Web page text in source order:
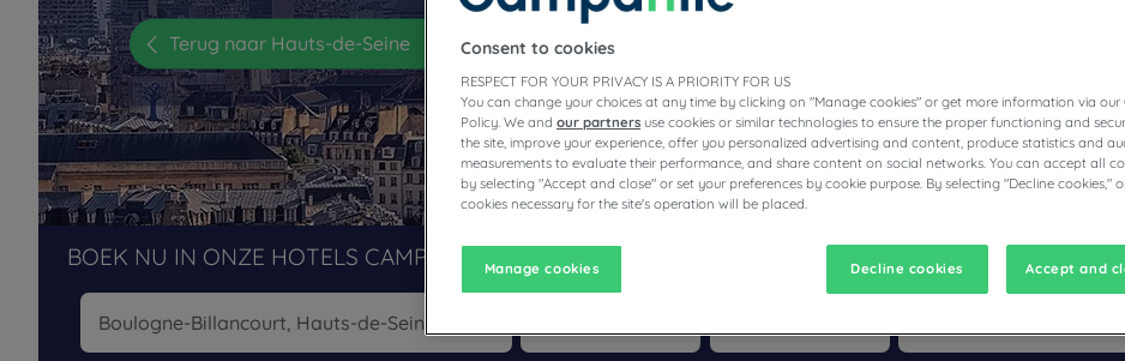
Terug naar Hauts-de-Seine
BOEK NU IN ONZE HOTELS CAMPANILE
Consent to cookies
RESPECT FOR YOUR PRIVACY IS A PRIORITY FOR US
You can change your choices at any time by clicking on "Manage cookies" or get more information via our
Policy. We and our partners use cookies or similar technologies to ensure the proper functioning and
the site, improve your experience, offer you personalized advertising and content, produce statistics and
measurements to evaluate their performance, and share content on social networks. You can accept all
by selecting "Accept and close" or set your preferences by cookie purpose. By selecting "Decline cookies,"
cookies necessary for the site's operation will be placed.
Manage cookies Decline cookies Accept and